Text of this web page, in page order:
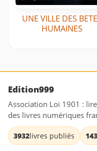
UNE VILLE DES
HUMAINES
Edition999
Association Loi 1901 :
des livres numériques
3932livres publiés